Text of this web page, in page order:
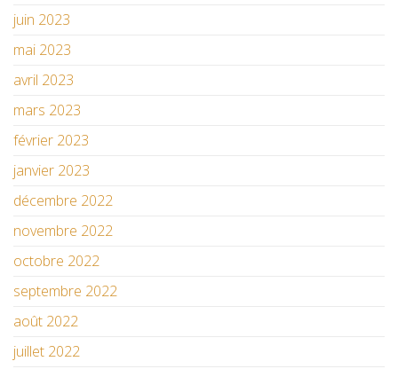
juin 2023
mai 2023
avril 2023
mars 2023
février 2023
janvier 2023
décembre 2022
novembre 2022
octobre 2022
septembre 2022
août 2022
juillet 2022